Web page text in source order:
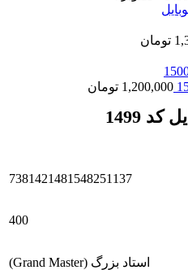
تومان
1,200,000 تومان
1499
7381421481548251137
400
استاد بزرگ (Grand Master)